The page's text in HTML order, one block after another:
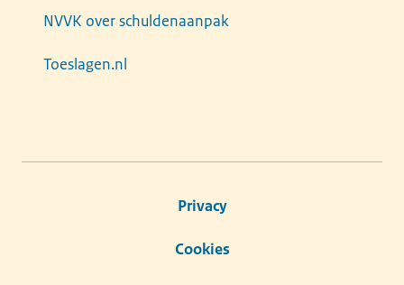
NVVK over schuldenaanpak
Toeslagen.nl
Privacy
Cookies